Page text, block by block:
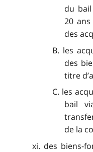
du
20
des
B. les
des
titre
C. les
bail
de la
xi. des biens-